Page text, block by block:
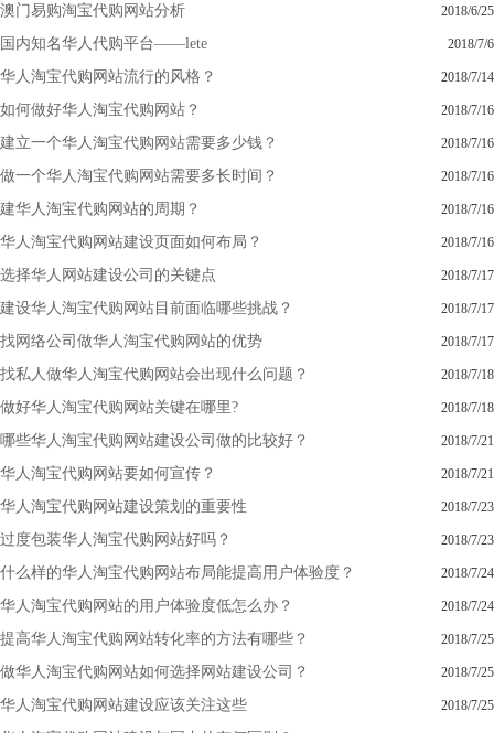
澳门易购淘宝代购网站分析 2018/6/25
国内知名华人代购平台——lete 2018/7/6
华人淘宝代购网站流行的风格？ 2018/7/14
如何做好华人淘宝代购网站？ 2018/7/16
建立一个华人淘宝代购网站需要多少钱？ 2018/7/16
做一个华人淘宝代购网站需要多长时间？ 2018/7/16
建华人淘宝代购网站的周期？ 2018/7/16
华人淘宝代购网站建设页面如何布局？ 2018/7/16
选择华人网站建设公司的关键点 2018/7/17
建设华人淘宝代购网站目前面临哪些挑战？ 2018/7/17
找网络公司做华人淘宝代购网站的优势 2018/7/17
找私人做华人淘宝代购网站会出现什么问题？ 2018/7/18
做好华人淘宝代购网站关键在哪里? 2018/7/18
哪些华人淘宝代购网站建设公司做的比较好？ 2018/7/21
华人淘宝代购网站要如何宣传？ 2018/7/21
华人淘宝代购网站建设策划的重要性 2018/7/23
过度包装华人淘宝代购网站好吗？ 2018/7/23
什么样的华人淘宝代购网站布局能提高用户体验度？ 2018/7/24
华人淘宝代购网站的用户体验度低怎么办？ 2018/7/24
提高华人淘宝代购网站转化率的方法有哪些？ 2018/7/25
做华人淘宝代购网站如何选择网站建设公司？ 2018/7/25
华人淘宝代购网站建设应该关注这些 2018/7/25